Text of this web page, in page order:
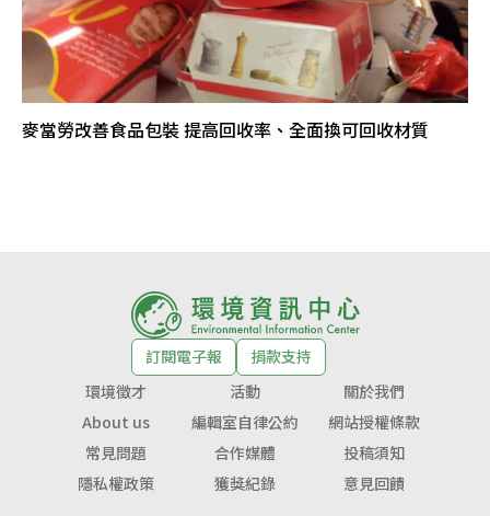
麥當勞改善食品包裝 提高回收率、全面換可回收材質
訂閱電子報
捐款支持
環境徵才
活動
關於我們
About us
編輯室自律公約
網站授權條款
常見問題
合作媒體
投稿須知
隱私權政策
獲獎紀錄 意見回饋